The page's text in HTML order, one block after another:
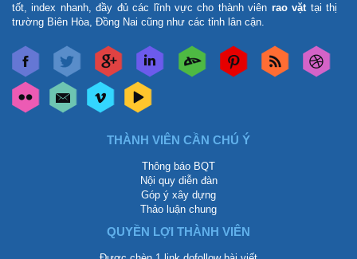
tốt, index nhanh, đầy đủ các lĩnh vực cho thành viên rao vặt tại thị
trường Biên Hòa, Đồng Nai cũng như các tỉnh lân cận.
THÀNH VIÊN CẦN CHÚ Ý
Thông báo BQT
Nội quy diễn đàn
Góp ý xây dựng
Thảo luận chung
QUYỀN LỢI THÀNH VIÊN